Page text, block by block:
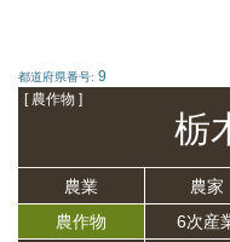
都道府県番号: 9
[ 農作物 ]
栃
農業 農家
農作物
6次産